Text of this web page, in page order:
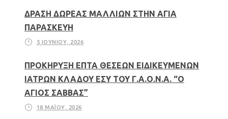
ΔΡΑΣΗ ΔΩΡΕΑΣ ΜΑΛΛΙΩΝ ΣΤΗΝ ΑΓΙΑ
ΠΑΡΑΣΚΕΥΗ
5 ΙΟΥΝΊΟΥ, 2026
ΠΡΟΚΗΡΥΞΗ ΕΠΤΑ ΘΕΣΕΩΝ ΕΙΔΙΚΕΥΜΕΝΩΝ
ΙΑΤΡΩΝ ΚΛΑΔΟΥ ΕΣΥ ΤΟΥ Γ.Α.Ο.Ν.Α. “Ο
ΑΓΙΟΣ ΣΑΒΒΑΣ”
18 ΜΑΪ́ΟΥ, 2026